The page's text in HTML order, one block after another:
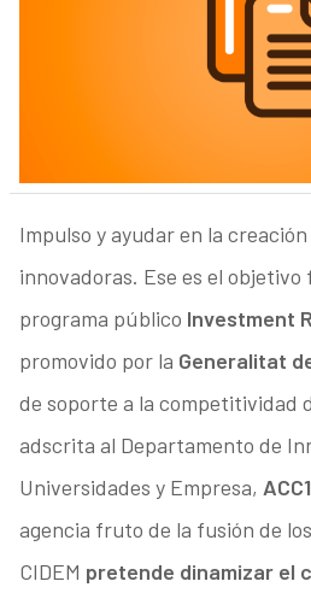
Impulso y ayudar en la
innovadoras. Ese es el
programa público Investment
promovido por la Generalitat
de soporte a la competitividad
adscrita al Departamento de
Universidades y Empresa,
agencia fruto de la fusión de
CIDEM pretende dinamizar el